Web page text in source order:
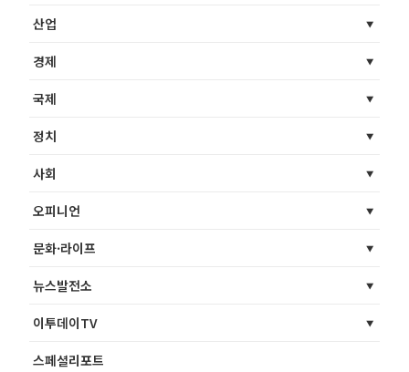
산업
경제
국제
정치
사회
오피니언
문화·라이프
뉴스발전소
이투데이TV
스페셜리포트